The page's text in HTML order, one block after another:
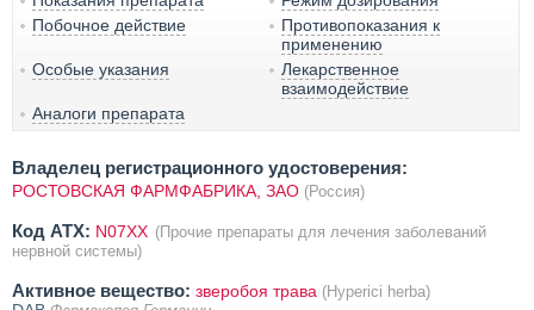
Побочное действие
Противопоказания к
применению
Особые указания
Лекарственное
взаимодействие
Аналоги препарата
Владелец регистрационного удостоверения:
РОСТОВСКАЯ ФАРМФАБРИКА, ЗАО (Россия)
Код ATX: N07XX (Прочие препараты для лечения заболеваний
нервной системы)
Активное вещество: зверобоя трава (Hyperici herba)